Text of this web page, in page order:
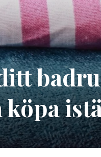
köpa